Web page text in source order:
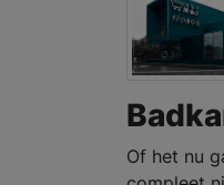
Of het nu